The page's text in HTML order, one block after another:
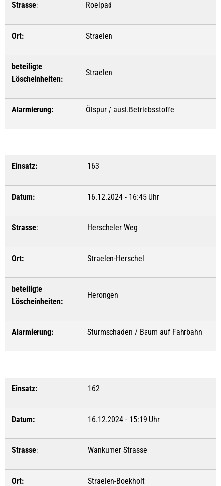
Strasse: Roelpad
Ort: Straelen
beteiligte
Löscheinheiten:
Straelen
Alarmierung: Ölspur / ausl.Betriebsstoffe
Einsatz: 163
Datum: 16.12.2024 - 16:45 Uhr
Strasse: Herscheler Weg
Ort: Straelen-Herschel
beteiligte
Löscheinheiten:
Herongen
Alarmierung: Sturmschaden / Baum auf Fahrbahn
Einsatz: 162
Datum: 16.12.2024 - 15:19 Uhr
Strasse: Wankumer Strasse
Ort: Straelen-Boekholt